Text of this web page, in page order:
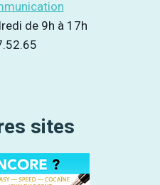
de 9h à 17h
sites